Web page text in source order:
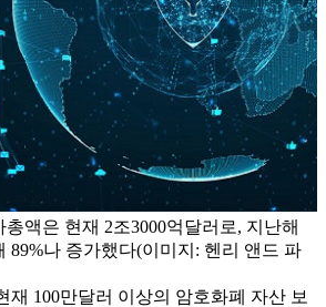
액은 현재 2조3000억달러로, 지난해
89%나 증가했다(이미지: 헨리 앤드 파
재 100만달러 이상의 암호화폐 자산 보